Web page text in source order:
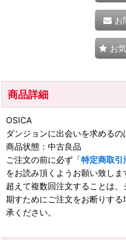
お
お
商品詳細
OSICA
ダンジョンに出会いを求める
商品状態：中古良品
ご注文の前に必ず「特定商取引
をお読み頂くようお願い致し
超えて複数回注文することは
期すためにご注文をお断りす
承ください。